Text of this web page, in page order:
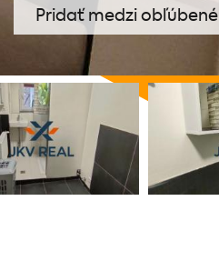
Pridať medzi obľúbené